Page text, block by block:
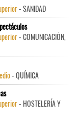
- SANIDAD
- COMUNICACIÓN,
- QUÍMICA
- HOSTELERÍA Y